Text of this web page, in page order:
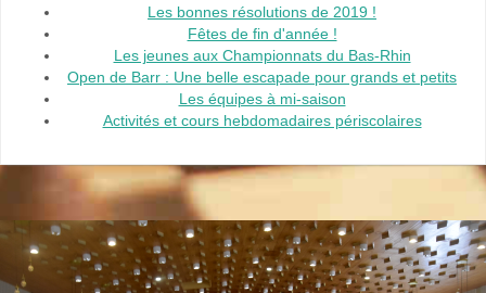
Les bonnes résolutions de 2019 !
Fêtes de fin d'année !
Les jeunes aux Championnats du Bas-Rhin
Open de Barr : Une belle escapade pour grands et petits
Les équipes à mi-saison
Activités et cours hebdomadaires périscolaires